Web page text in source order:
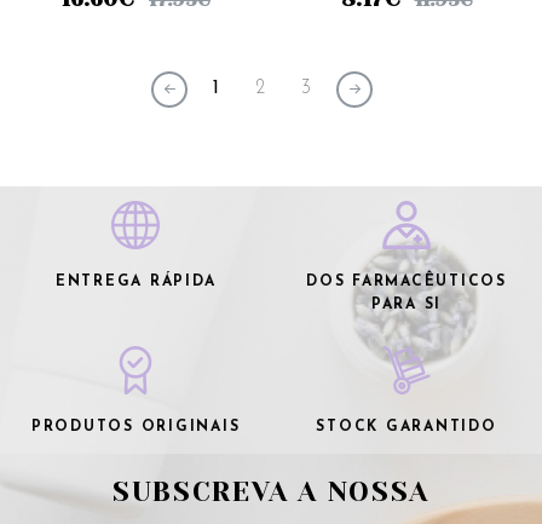
1 2 3
ENTREGA RÁPIDA
DOS FARMACÊUTICOS
PARA SI
PRODUTOS ORIGINAIS STOCK GARANTIDO
SUBSCREVA A NOSSA